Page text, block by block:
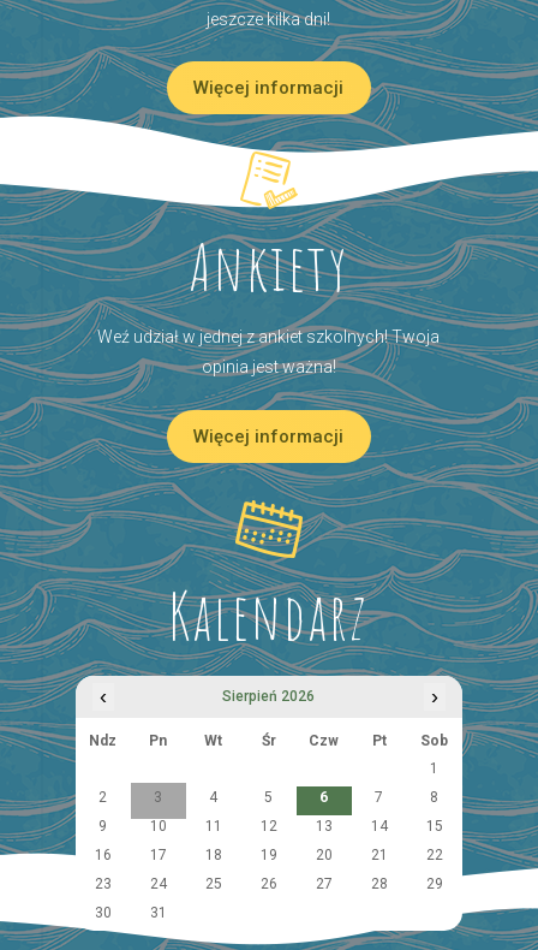
jeszcze kilka dni!
Więcej informacji
Ankiety
Weź udział w jednej z ankiet szkolnych! Twoja
opinia jest ważna!
Więcej informacji
Kalendarz
‹ Sierpień 2026 ›
Ndz Pn Wt Śr Czw Pt
Sob
1
2
3 4 5 6 7
8
9
10 11 12 13 14
15
16
17 18 19 20 21
22
23
24 25 26 27 28
29
30
31